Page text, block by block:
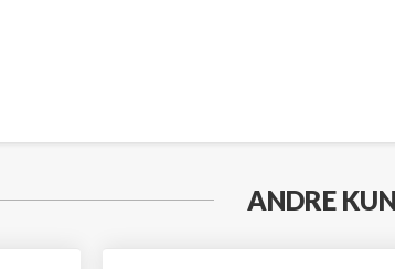
ANDRE